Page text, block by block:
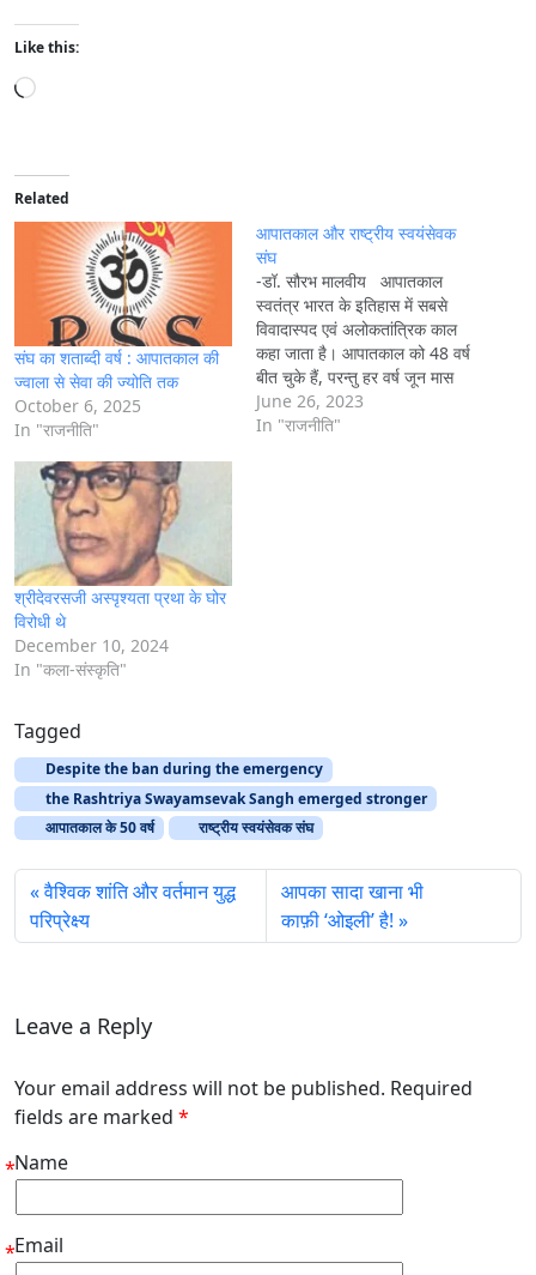
Like this:
L
d
i
n
g
…
Related
संघ का शताब्दी वर्ष : आपातकाल की
ज्वाला से सेवा की ज्योति तक
October 6, 2025
In "राजनीति"
आपातकाल और राष्ट्रीय स्वयंसेवक
संघ
-डॉ. सौरभ मालवीय आपातकाल
स्वतंत्र भारत के इतिहास में सबसे
विवादास्पद एवं अलोकतांत्रिक काल
कहा जाता है। आपातकाल को 48 वर्ष
बीत चुके हैं, परन्तु हर वर्ष जून मास
आते ही इसका स्मरण ताजा हो जाता
है। इसके साथ ही आपातकाल में
June 26, 2023
In "राजनीति"
श्रीदेवरसजी अस्पृश्यता प्रथा के घोर
विरोधी थे
December 10, 2024
In "कला-संस्कृति"
Tagged
Despite the ban during the emergency
the Rashtriya Swayamsevak Sangh emerged stronger
आपातकाल के 50 वर्ष
राष्ट्रीय स्वयंसेवक संघ
वैश्विक शांति और वर्तमान युद्ध
परिप्रेक्ष्य
आपका सादा खाना भी
काफ़ी ‘ओइली’ है!
Leave a Reply
Your email address will not be published. Required
fields are marked *
Name
*
Email
*